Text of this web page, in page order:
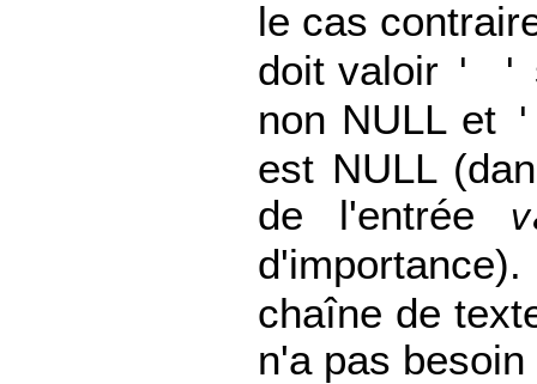
le cas
doit valoir ' '
non NULL et
est NULL
de l'entrée
chaîne de
n'a pas